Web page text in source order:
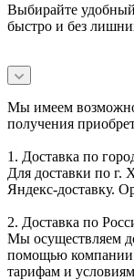
Выбирайте
быстро и без
Мы имеем
получения
1. Доставка по
Для доставки по г.
Яндекс-доставку.
2. Доставка по
Мы осуществляем
помощью
тарифам и